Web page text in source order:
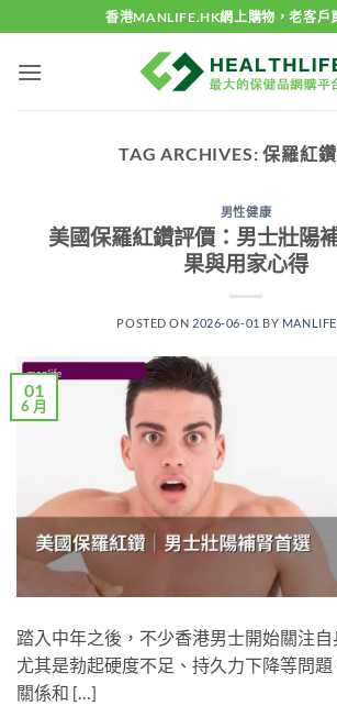
to
content
香港MANLIFE.HK網上購物，老客戶
TAG ARCHIVES:保羅紅
男性健康
美國保羅紅鑽評價：男士壯陽
果與用家心得
POSTED ON 2026-06-01 BY
01
6 月
踏入中年之後，不少香港男士開始關注自
尤其是勃起硬度不足、持久力下降等問
關係和 […]